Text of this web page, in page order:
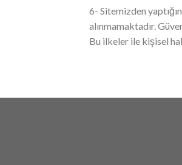
6- Sitemizden
alınmamaktadır.
Bu ilkeler ile kişisel